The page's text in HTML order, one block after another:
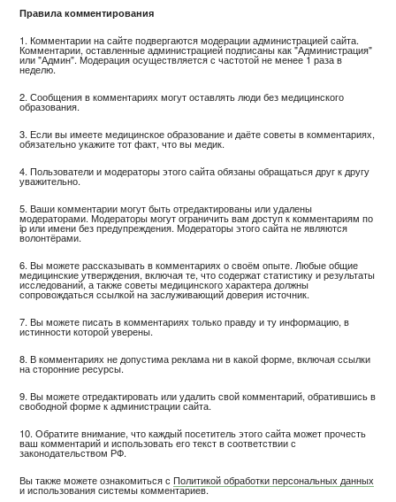
Правила комментирования
1. Комментарии на сайте подвергаются модерации администрацией сайта.
Комментарии, оставленные администрацией подписаны как "Администрация"
или "Админ". Модерация осуществляется с частотой не менее 1 раза в
неделю.
2. Сообщения в комментариях могут оставлять люди без медицинского
образования.
3. Если вы имеете медицинское образование и даёте советы в комментариях,
обязательно укажите тот факт, что вы медик.
4. Пользователи и модераторы этого сайта обязаны обращаться друг к другу
уважительно.
5. Ваши комментарии могут быть отредактированы или удалены
модераторами. Модераторы могут ограничить вам доступ к комментариям по
ip или имени без предупреждения. Модераторы этого сайта не являются
волонтёрами.
6. Вы можете рассказывать в комментариях о своём опыте. Любые общие
медицинские утверждения, включая те, что содержат статистику и результаты
исследований, а также советы медицинского характера должны
сопровождаться ссылкой на заслуживающий доверия источник.
7. Вы можете писать в комментариях только правду и ту информацию, в
истинности которой уверены.
8. В комментариях не допустима реклама ни в какой форме, включая ссылки
на сторонние ресурсы.
9. Вы можете отредактировать или удалить свой комментарий, обратившись в
свободной форме к администрации сайта.
10. Обратите внимание, что каждый посетитель этого сайта может прочесть
ваш комментарий и использовать его текст в соответствии с
законодательством РФ.
Вы также можете ознакомиться сПолитикой обработки персональных данных
и использования системы комментариев.